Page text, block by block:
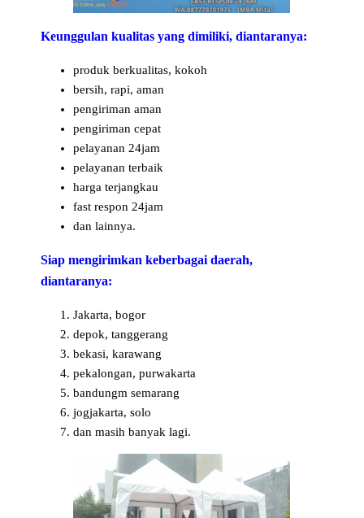
Keunggulan kualitas yang dimiliki, diantaranya:
produk berkualitas, kokoh
bersih, rapi, aman
pengiriman aman
pengiriman cepat
pelayanan 24jam
pelayanan terbaik
harga terjangkau
fast respon 24jam
dan lainnya.
Siap mengirimkan keberbagai daerah,
diantaranya:
Jakarta, bogor
depok, tanggerang
bekasi, karawang
pekalongan, purwakarta
bandungm semarang
jogjakarta, solo
dan masih banyak lagi.